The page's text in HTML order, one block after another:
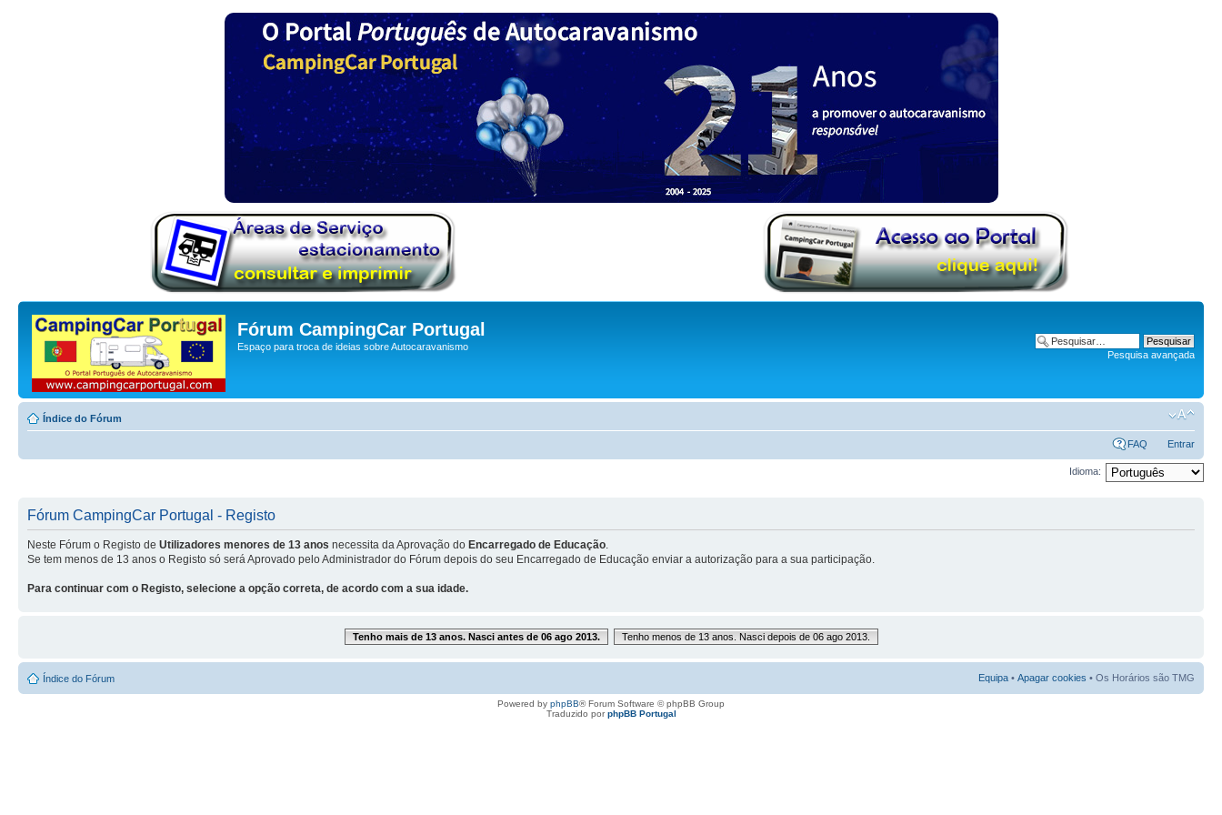
Fórum CampingCar Portugal
Espaço para troca de ideias sobre Autocaravanismo
Pesquisa avançada
Índice do Fórum
FAQ Entrar
Idioma:
Fórum CampingCar Portugal - Registo
Neste Fórum o Registo de Utilizadores menores de 13 anos necessita da Aprovação do Encarregado de Educação
Se tem menos de 13 anos o Registo só será Aprovado pelo Administrador do Fórum depois do seu Encarregado de Educação enviar a autorização para a sua participação.
Para continuar com o Registo, selecione a opção correta, de acordo com a sua idade.
Tenho mais de 13 anos. Nasci antes de 06 ago 2013. Tenho menos de 13 anos. Nasci depois de 06 ago 2013.
Índice do Fórum Equipa • Apagar cookies • Os Horários são TMG
Powered by phpBB® Forum Software © phpBB Group
Traduzido porphpBB Portugal